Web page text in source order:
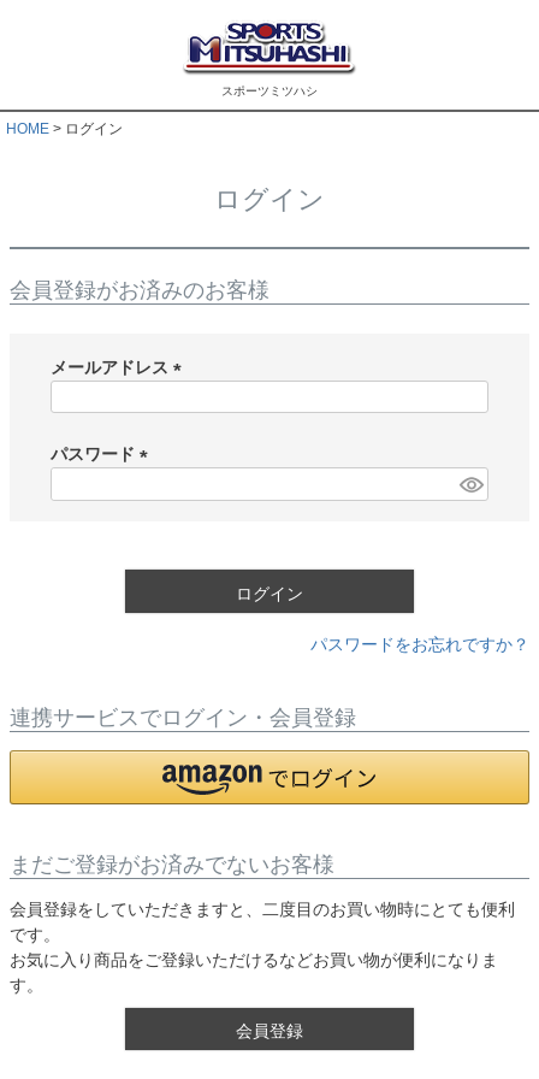
スポーツミツハシ
HOME ログイン
ログイン
会員登録がお済みのお客様
メールアドレス
)
パスワード
ログイン
パスワードをお忘れですか？
連携サービスでログイン・会員登録
まだご登録がお済みでないお客様
会員登録をしていただきますと、二度目のお買い物時にとても便利
です。
お気に入り商品をご登録いただけるなどお買い物が便利になりま
す。
会員登録